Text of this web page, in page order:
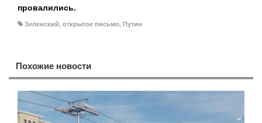
провалились.
Зеленский, открытое письмо, Путин
Похожие новости